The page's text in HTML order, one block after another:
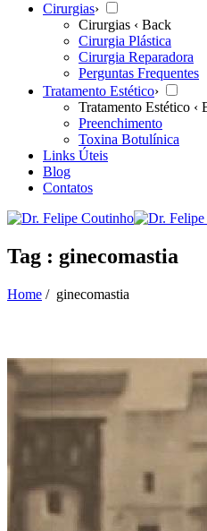
Cirurgias›
Cirurgias ‹ Back
Cirurgia Plástica
Cirurgia Reparadora
Perguntas Frequentes
Tratamento Estético›
Tratamento Estético ‹
Preenchimento
Toxina Botulínica
Links Úteis
Blog
Contatos
Tag : ginecomastia
Home / ginecomastia